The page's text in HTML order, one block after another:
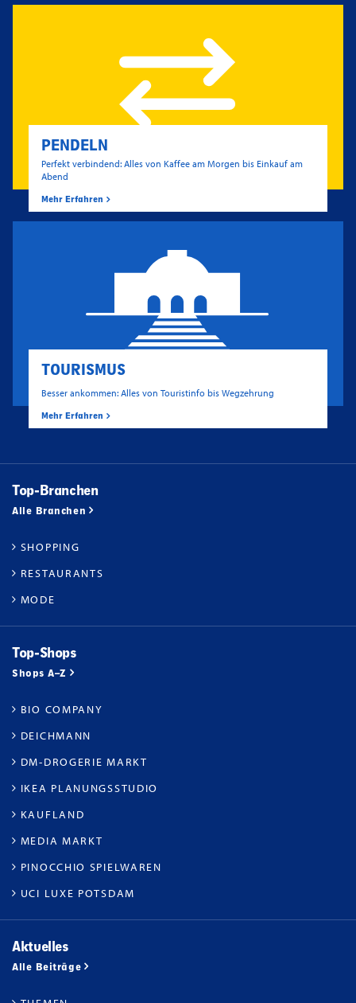
PENDELN
Perfekt verbindend: Alles von Kaffee am Morgen bis Einkauf am
Abend
Mehr Erfahren
TOURISMUS
Besser ankommen: Alles von Touristinfo bis Wegzehrung
Mehr Erfahren
Top-Branchen
Alle Branchen
SHOPPING
RESTAURANTS
MODE
Top-Shops
Shops A–Z
BIO COMPANY
DEICHMANN
DM-DROGERIE MARKT
IKEA PLANUNGSSTUDIO
KAUFLAND
MEDIA MARKT
PINOCCHIO SPIELWAREN
UCI LUXE POTSDAM
Aktuelles
Alle Beiträge